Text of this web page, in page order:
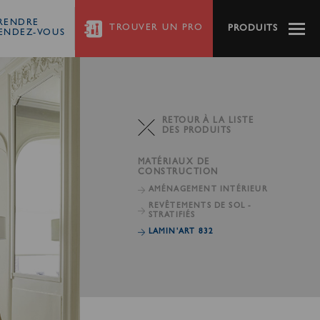
VOUS
TROUVER UN PRO PRODUITS
RETOUR À LA LISTE
DES PRODUITS
MATÉRIAUX DE
CONSTRUCTION
AMÉNAGEMENT INTÉRIEUR
REVÊTEMENTS DE SOL -
STRATIFIÉS
LAMIN'ART 832